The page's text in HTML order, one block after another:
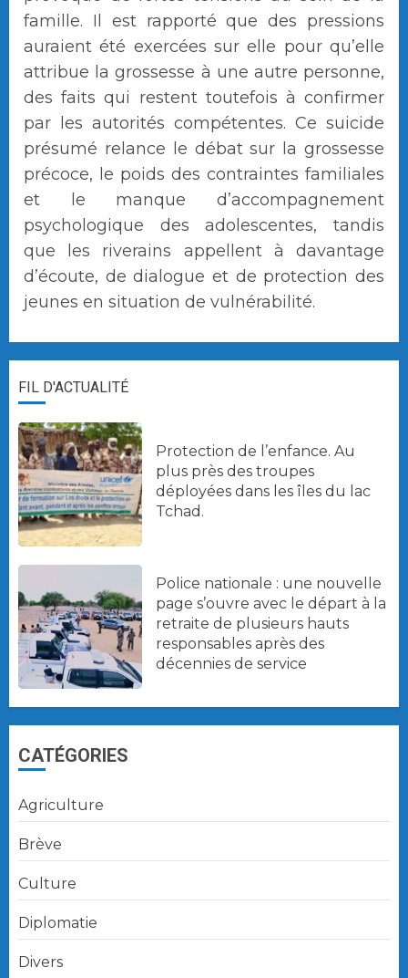
famille. Il est rapporté que des pressions
auraient été exercées sur elle pour qu’elle
attribue la grossesse à une autre personne,
des faits qui restent toutefois à confirmer
par les autorités compétentes. Ce suicide
présumé relance le débat sur la grossesse
précoce, le poids des contraintes familiales
et le manque d’accompagnement
psychologique des adolescentes, tandis
que les riverains appellent à davantage
d’écoute, de dialogue et de protection des
jeunes en situation de vulnérabilité.
FIL D'ACTUALITÉ
Protection de l’enfance. Au
plus près des troupes
déployées dans les îles du lac
Tchad.
Police nationale : une nouvelle
page s’ouvre avec le départ à la
retraite de plusieurs hauts
responsables après des
décennies de service
CATÉGORIES
Agriculture
Brève
Culture
Diplomatie
Divers